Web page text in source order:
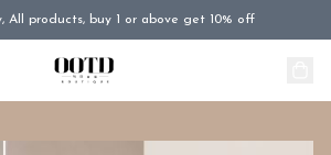
products, buy 1 or above get 10% off